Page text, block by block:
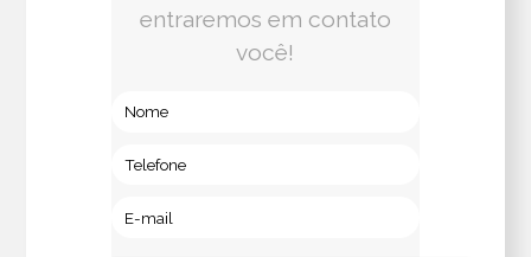
entraremos em contato
você!